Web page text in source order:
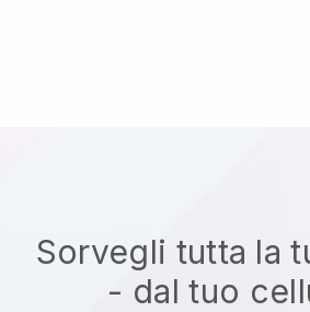
Sorvegli tutta la
- dal tuo